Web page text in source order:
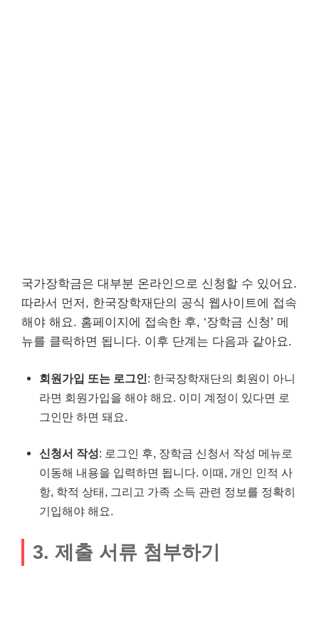
국가장학금은 대부분 온라인으로 신청할 수 있어요.
따라서 먼저, 한국장학재단의 공식 웹사이트에 접속
해야 해요. 홈페이지에 접속한 후, ‘장학금 신청’ 메
뉴를 클릭하면 됩니다. 이후 단계는 다음과 같아요.
회원가입 또는 로그인: 한국장학재단의 회원이 아니
라면 회원가입을 해야 해요. 이미 계정이 있다면 로
그인만 하면 돼요.
신청서 작성: 로그인 후, 장학금 신청서 작성 메뉴로
이동해 내용을 입력하면 됩니다. 이때, 개인 인적 사
항, 학적 상태, 그리고 가족 소득 관련 정보를 정확히
기입해야 해요.
3. 제출 서류 첨부하기